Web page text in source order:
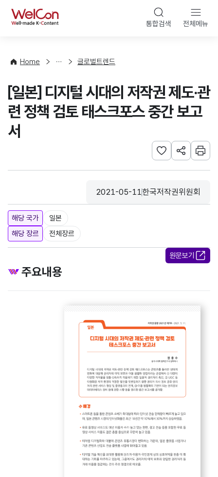
WelCon 통합검색 전체메뉴
Home
향
계
글로벌트렌드
[일본] 디지털 시대의 저작권 제도·관
련 정책 검토 태스크포스 중간 보고
서
관심사 등록하기
URL 공유하
인쇄
등록일
2021-05-11
수집기관
한국저작권위원회
해당 국가
일본
해당 장르
전체장르
원문보기
주요내용